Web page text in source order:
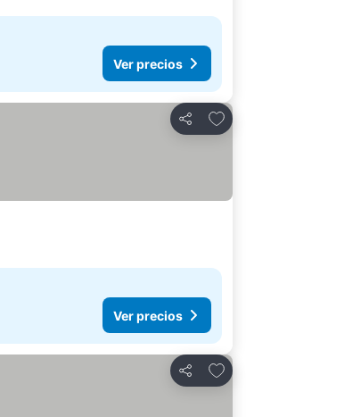
Ver precios
Compartir
Agregar a favoritos
Ver precios
Compartir
Agregar a favoritos